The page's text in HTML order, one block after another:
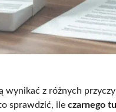
wynikać z różnych
sprawdzić, ile czarnego